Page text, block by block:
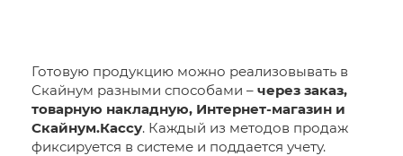
Готовую продукцию можно реализовывать в
Скайнум разными способами – через заказ,
товарную накладную, Интернет-магазин и
Скайнум.Кассу. Каждый из методов продаж
фиксируется в системе и поддается учету.